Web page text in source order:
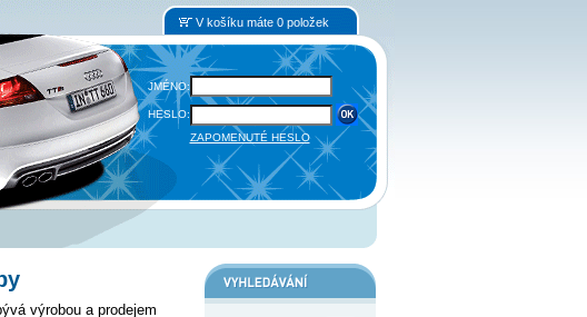
V košíku máte 0 položek
JMÉNO:
HESLO:
ZAPOMENUTÉ HESLO
výrobou a prodejem